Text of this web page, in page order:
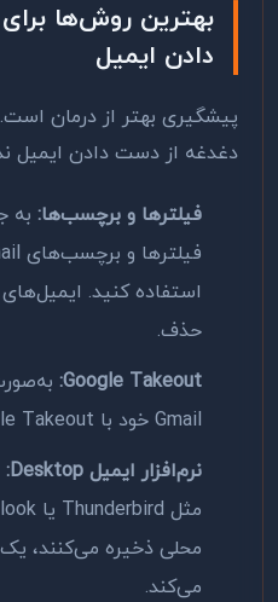
بهترین روش‌ها
دادن ایمیل
پیشگیری بهتر از درمان
دغدغه از دست دادن ایمیل
فیلترها و برچسب‌ها: به
استفاده کنید.
حذف.
Google Takeout:
Gmail خود با Google Takeout بک‌آپ بگیرید.
نرم‌افزار ایمیل Desktop:
محلی ذخیره می‌کنند،
می‌کند.